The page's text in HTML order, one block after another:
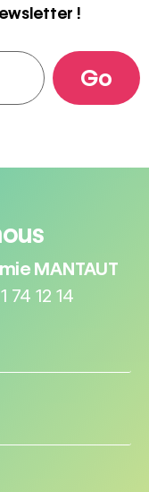
!
MANTAUT
74 12 14